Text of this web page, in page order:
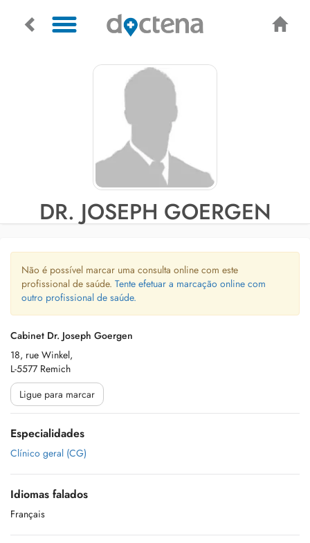
DR. JOSEPH GOERGEN
Não é possível marcar uma consulta online com este
profissional de saúde. Tente efetuar a marcação online com
outro profissional de saúde.
Cabinet Dr. Joseph Goergen
18, rue Winkel,
L-5577 Remich
Ligue para marcar
Especialidades
Clínico geral (CG)
Idiomas falados
Français